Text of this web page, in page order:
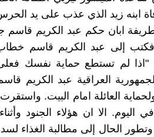
ابنه زيد الذي عذب على يد
ابان حكم عبد الكريم قاسم
فكتب إلى عبد الكريم قاسم
"اذا لم تستطع حماية نفسك
العائلة امام البيت.
في اليوم. الا ان هؤلاء الجنود
الحال إلى مطالبة الغذاء